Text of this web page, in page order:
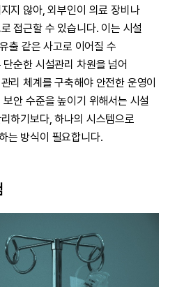
지 않아, 외부인이 의료 장비나
접근할 수 있습니다. 이는 시설
출 같은 사고로 이어질 수
순한 시설관리 차원을 넘어
리 체계를 구축해야 안전한 운영이
안 수준을 높이기 위해서는 시설
하기보다, 하나의 시스템으로
는 방식이 필요합니다.